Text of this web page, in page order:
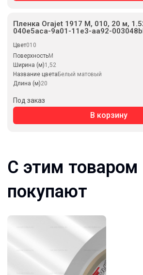
Пленка Orajet 1917 M, 010, 20 м,
040e5aca-9a01-11e3-aa92-
Цвет010
ПоверхностьM
Ширина (м)1,52
Название цветаБелый матовый
Длина (м)20
Под заказ
В корзину
С этим товаром
покупают